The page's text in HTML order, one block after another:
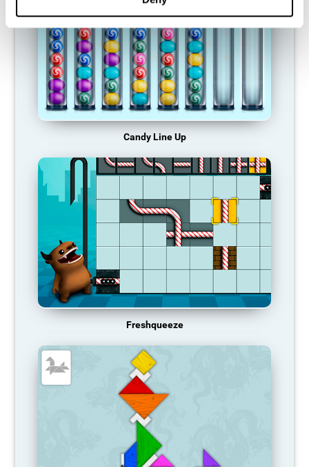
Candy Line Up
Freshqueeze